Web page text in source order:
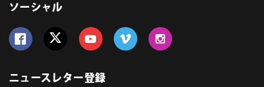
ソーシャル
ニュースレター登録